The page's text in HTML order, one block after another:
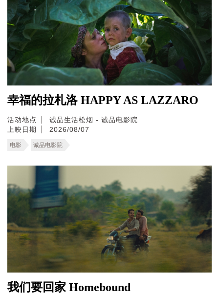
幸福的拉札洛 HAPPY AS LAZZARO
活动地点
诚品生活松烟 - 诚品电影院
上映日期
2026/08/07
电影 诚品电影院
我们要回家 Homebound